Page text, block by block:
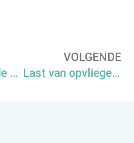
Positief door de overgang, hoe dan?
VOLGENDE
Last van opvliegers? Wat te doen?